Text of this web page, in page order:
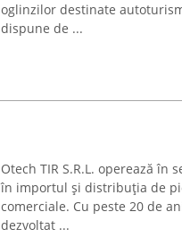
oglinzilor destinate
dispune de ...
Otech TIR S.R.L. operează
în importul și distribuția de
comerciale. Cu peste 20 de
dezvoltat ...